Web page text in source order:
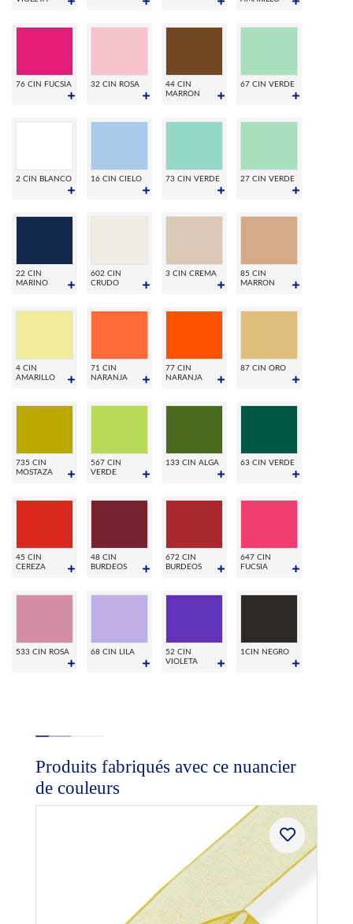
76 CIN FUCSIA 32 CIN ROSA
44 CIN
MARRON
67 CIN VERDE
2 CIN BLANCO 16 CIN CIELO 73 CIN VERDE 27 CIN VERDE
22 CIN
MARINO
602 CIN
CRUDO
3 CIN CREMA
85 CIN
MARRON
4 CIN
AMARILLO
71 CIN
NARANJA
77 CIN
NARANJA
87 CIN ORO
735 CIN
MOSTAZA
567 CIN
VERDE
133 CIN ALGA 63 CIN VERDE
45 CIN
CEREZA
48 CIN
BURDEOS
672 CIN
BURDEOS
647 CIN
FUCSIA
533 CIN ROSA 68 CIN LILA
52 CIN
VIOLETA
1CIN NEGRO
Produits fabriqués avec ce nuancier
de couleurs